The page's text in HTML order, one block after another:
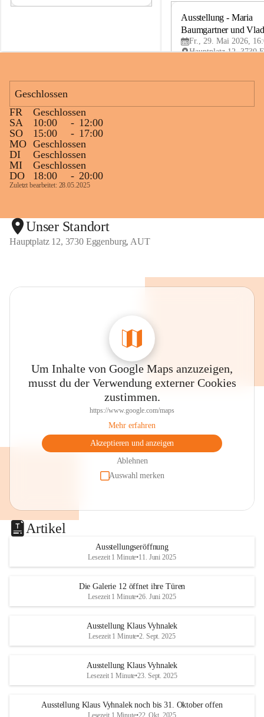
Ausstellung - Maria
Baumgartner und
Fr., 29. Mai 2026,
Geschlossen
FR
Geschlossen
SA
10:00 - 12:00
SO
15:00 - 17:00
MO Geschlossen
DI
Geschlossen
MI
Geschlossen
DO
18:00 - 20:00
Zuletzt bearbeitet: 28.05.2025
Unser Standort
Hauptplatz 12, 3730 Eggenburg, AUT
Um Inhalte von Google Maps anzuzeigen,
musst du der Verwendung externer Cookies
zustimmen.
https://www.google.com/maps
Mehr erfahren
Akzeptieren und anzeigen
Ablehnen
Auswahl merken
Artikel
Ausstellungseröffnung
Lesezeit 1 Minute•11. Juni 2025
Die Galerie 12 öffnet ihre Türen
Lesezeit 1 Minute•26. Juni 2025
Ausstellung Klaus Vyhnalek
Lesezeit 1 Minute•2. Sept. 2025
Ausstellung Klaus Vyhnalek
Lesezeit 1 Minute•23. Sept. 2025
Ausstellung Klaus Vyhnalek noch bis 31. Oktober offen
Lesezeit 1 Minute•22. Okt. 2025